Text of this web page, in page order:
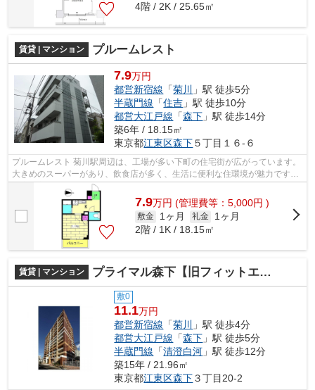
4階 / 2K / 25.65㎡
賃貸 | マンション プルームレスト
7.9万円
都営新宿線 「菊川
」駅 徒歩5分
半蔵門線 「住吉 」駅 徒歩10分
都営大江戸線 「森下 」駅 徒歩14分
築6年 / 18.15㎡
東京都江東区森下５丁目１６-６
プルームレスト 菊川駅周辺は、工場が多い下町の住宅街が広がっています。
大きめのスーパーがあり、飲食店が多く、生活に便利な住環境が魅力です。
治安も良いので女性の一人暮ら...
7.9万円 (管理費等：5,000円 )
敷金 1ヶ月 礼金
1ヶ月
2階 / 1K / 18.15㎡
賃貸 | マンション プライマル森下【旧フィットエル森下】
敷0
11.1万円
都営新宿線 「菊川
」駅 徒歩4分
都営大江戸線 「森下 」駅 徒歩5分
半蔵門線 「清澄白河 」駅 徒歩12分
築15年 / 21.96㎡
東京都江東区森下３丁目20-2